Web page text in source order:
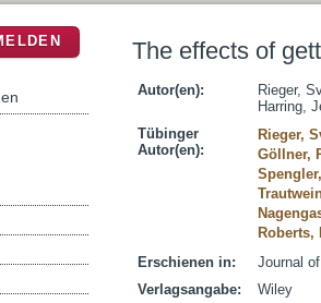
The effects of
Autor(en):
Rieger,
Harring,
Tübinger
Autor(en):
Rieger,
Göllner,
Roberts,
Erschienen in:
Journal
Verlagsangabe:
Wiley